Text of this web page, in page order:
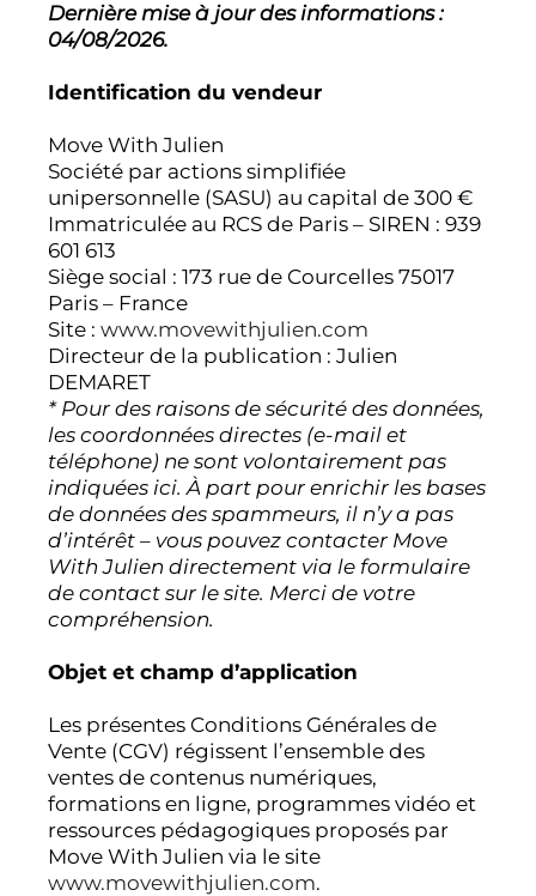
Dernière mise à jour des informations :
04/08/2026.
Identification du vendeur
Move With Julien
Société par actions simplifiée
unipersonnelle (SASU) au capital de 300 €
Immatriculée au RCS de Paris – SIREN : 939
601 613
Siège social : 173 rue de Courcelles 75017
Paris – France
Site : www.movewithjulien.com
Directeur de la publication : Julien
DEMARET
* Pour des raisons de sécurité des données,
les coordonnées directes (e-mail et
téléphone) ne sont volontairement pas
indiquées ici. À part pour enrichir les bases
de données des spammeurs, il n’y a pas
d’intérêt – vous pouvez contacter Move
With Julien directement via le formulaire
de contact sur le site. Merci de votre
compréhension.
Objet et champ d’application
Les présentes Conditions Générales de
Vente (CGV) régissent l’ensemble des
ventes de contenus numériques,
formations en ligne, programmes vidéo et
ressources pédagogiques proposés par
Move With Julien via le site
www.movewithjulien.com.